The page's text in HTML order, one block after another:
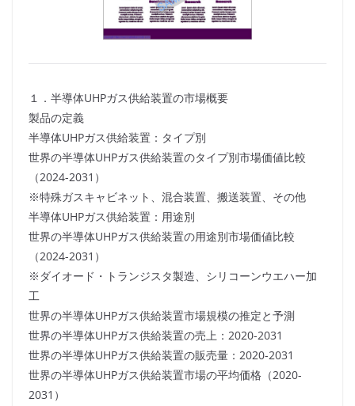
１．半導体UHPガス供給装置の市場概要
製品の定義
半導体UHPガス供給装置：タイプ別
世界の半導体UHPガス供給装置のタイプ別市場価値比較
（2024-2031）
※特殊ガスキャビネット、混合装置、搬送装置、その他
半導体UHPガス供給装置：用途別
世界の半導体UHPガス供給装置の用途別市場価値比較
（2024-2031）
※ダイオード・トランジスタ製造、シリコーンウエハー加
工
世界の半導体UHPガス供給装置市場規模の推定と予測
世界の半導体UHPガス供給装置の売上：2020-2031
世界の半導体UHPガス供給装置の販売量：2020-2031
世界の半導体UHPガス供給装置市場の平均価格（2020-
2031）